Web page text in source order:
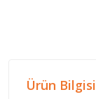
Ürün Bilgisi